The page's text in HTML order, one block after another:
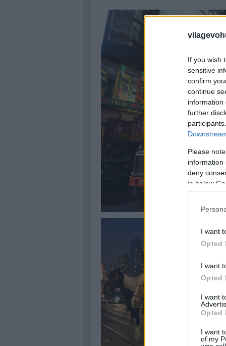
If you wish
sensitive
confirm
continue
information
further
Please
information
deny
in below
I want
Opted
I want
Opted
I want
Opted
I want
of my